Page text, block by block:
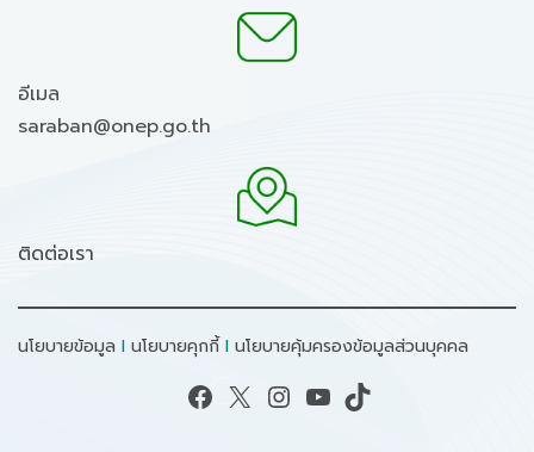
อีเมล
saraban@onep.go.th
ติดต่อเรา
นโยบายข้อมูล I นโยบายคุกกี้ I นโยบายคุ้มครองข้อมูลส่วนบุคคล
Facebook X Instagram YouTube TikTok